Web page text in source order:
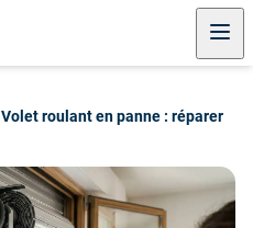
Volet roulant en panne : réparer